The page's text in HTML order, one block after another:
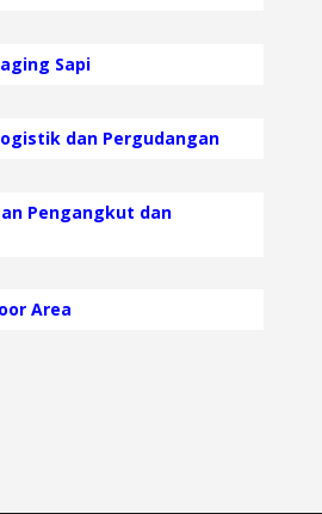
Sapi
dan Pergudangan
Pengangkut dan
Area